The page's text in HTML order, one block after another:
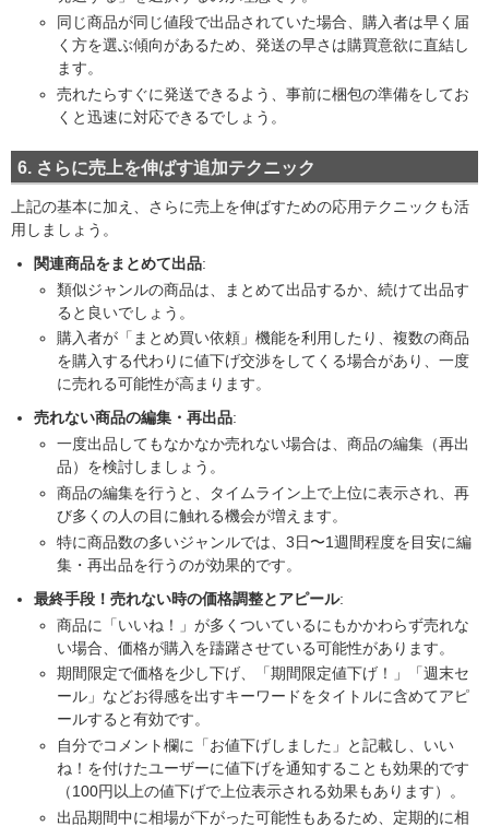
同じ商品が同じ値段で出品されていた場合、購入者は早く届
く方を選ぶ傾向があるため、発送の早さは購買意欲に直結し
ます。
売れたらすぐに発送できるよう、事前に梱包の準備をしてお
くと迅速に対応できるでしょう。
6. さらに売上を伸ばす追加テクニック
上記の基本に加え、さらに売上を伸ばすための応用テクニックも活
用しましょう。
関連商品をまとめて出品:
類似ジャンルの商品は、まとめて出品するか、続けて出品す
ると良いでしょう。
購入者が「まとめ買い依頼」機能を利用したり、複数の商品
を購入する代わりに値下げ交渉をしてくる場合があり、一度
に売れる可能性が高まります。
売れない商品の編集・再出品:
一度出品してもなかなか売れない場合は、商品の編集（再出
品）を検討しましょう。
商品の編集を行うと、タイムライン上で上位に表示され、再
び多くの人の目に触れる機会が増えます。
特に商品数の多いジャンルでは、3日〜1週間程度を目安に編
集・再出品を行うのが効果的です。
最終手段！売れない時の価格調整とアピール:
商品に「いいね！」が多くついているにもかかわらず売れな
い場合、価格が購入を躊躇させている可能性があります。
期間限定で価格を少し下げ、「期間限定値下げ！」「週末セ
ール」などお得感を出すキーワードをタイトルに含めてアピ
ールすると有効です。
自分でコメント欄に「お値下げしました」と記載し、いい
ね！を付けたユーザーに値下げを通知することも効果的です
（100円以上の値下げで上位表示される効果もあります）。
出品期間中に相場が下がった可能性もあるため、定期的に相